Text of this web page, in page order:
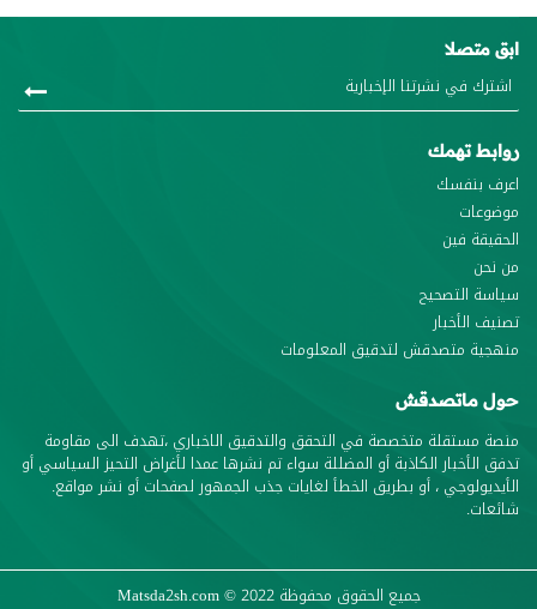
ابق متصلا
روابط تهمك
اعرف بنفسك
موضوعات
الحقيقة فين
من نحن
سياسة التصحيح
تصنيف الأخبار
منهجية متصدقش لتدقيق المعلومات
حول ماتصدقش
منصة مستقلة متخصصة في التحقق والتدقيق الاخباري ،تهدف الى مقاومة
تدفق الأخبار الكاذبة أو المضللة سواء تم نشرها عمدا لأغراض التحيز السياسي أو
الأيديولوجي ، أو بطريق الخطأ لغايات جذب الجمهور لصفحات أو نشر مواقع.
شائعات.
جميع الحقوق محفوظة Matsda2sh.com© 2022